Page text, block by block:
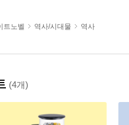
트노벨 역사/시대물 역사
(4개)